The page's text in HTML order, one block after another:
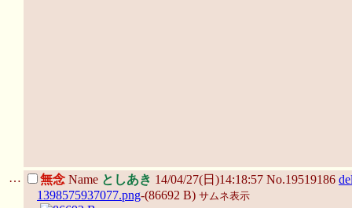
… 無念 Name としあき 14/04/27(日)14:18:57 No.19519186
1398575937077.png-(86692 B) サムネ表示